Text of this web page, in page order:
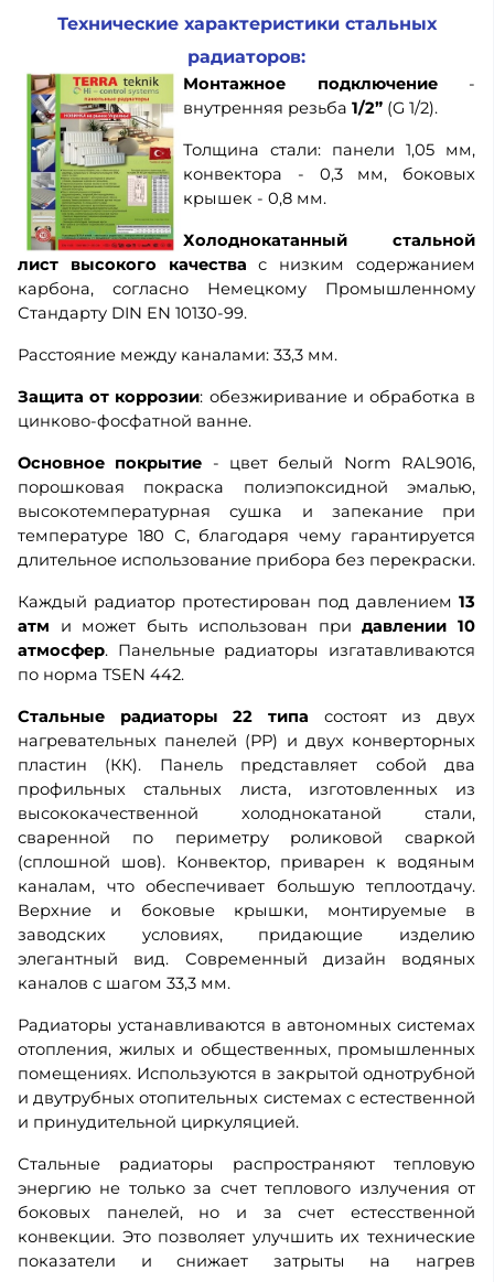
Технические характеристики стальных
радиаторов:
Монтажное подключение-
внутренняя резьба 1/2” (G 1/2).
Толщина стали: панели 1,05 мм,
конвектора - 0,3 мм, боковых
крышек - 0,8 мм.
Холоднокатанный стальной
лист высокого качества с низким содержанием
карбона, согласно Немецкому Промышленному
Стандарту DIN EN 10130-99.
Расстояние между каналами: 33,3 мм.
Защита от коррозии: обезжиривание и обработка в
цинково-фосфатной ванне.
Основное покрытие - цвет белый Norm RAL9016,
порошковая покраска полиэпоксидной эмалью,
высокотемпературная сушка и запекание при
температуре 180 С, благодаря чему гарантируется
длительное использование прибора без перекраски.
Каждый радиатор протестирован под давлением 13
атм и может быть использован придавлении 10
атмосфер. Панельные радиаторы изгатавливаются
по норма TSEN 442.
Стальные радиаторы 22 типа состоят из двух
нагревательных панелей (РР) и двух конверторных
пластин (КК). Панель представляет собой два
профильных стальных листа, изготовленных из
высококачественной холоднокатаной стали,
сваренной по периметру роликовой сваркой
(сплошной шов). Конвектор, приварен к водяным
каналам, что обеспечивает большую теплоотдачу.
Верхние и боковые крышки, монтируемые в
заводских условиях, придающие изделию
элегантный вид. Современный дизайн водяных
каналов с шагом 33,3 мм.
Радиаторы устанавливаются в автономных системах
отопления, жилых и общественных, промышленных
помещениях. Используются в закрытой однотрубной
и двутрубных отопительных системах с естественной
и принудительной циркуляцией.
Стальные радиаторы распространяют тепловую
энергию не только за счет теплового излучения от
боковых панелей, но и за счет естесственной
конвекции. Это позволяет улучшить их технические
показатели и снижает затрыты на нагрев